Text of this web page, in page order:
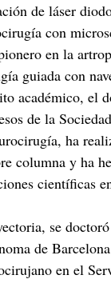
de láser
con
en la
guiada con
académico, el
de la
ha
columna y ha
científicas
se
de
en el